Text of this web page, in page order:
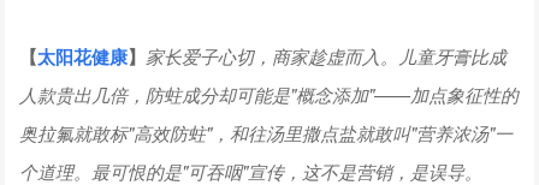
【太阳花健康】 家长爱子心切，商家趁虚而入。儿童牙膏比成
人款贵出几倍，防蛀成分却可能是"概念添加"——加点象征性的
奥拉氟就敢标"高效防蛀"，和往汤里撒点盐就敢叫"营养浓汤"一
个道理。最可恨的是"可吞咽"宣传，这不是营销，是误导。